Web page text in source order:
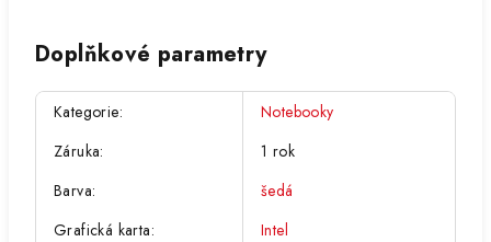
Doplňkové parametry
Kategorie:
Notebooky
Záruka:
1 rok
Barva:
šedá
Grafická karta:
Intel